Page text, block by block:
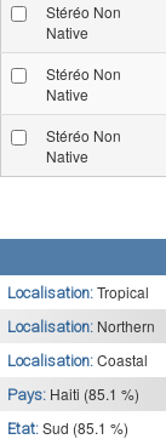
Stéréo Non
Native
Stéréo Non
Native
Stéréo Non
Native
Localisation: Tropical
Localisation: Northern
Localisation: Coastal
Pays: Haiti (85.1 %)
Etat: Sud (85.1 %)